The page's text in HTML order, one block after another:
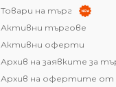
Товари на търг
Активни търгове
Активни оферти
Архив на заявките за
Архив на офертите от